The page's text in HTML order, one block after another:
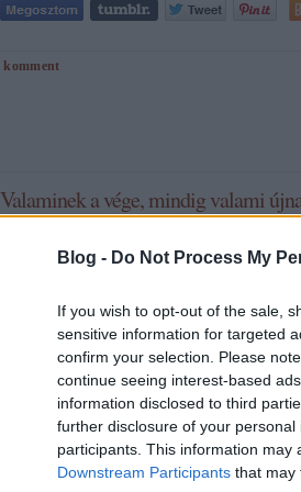
Blog - Do Not Process My
If you wish to opt-out of the sale,
sensitive information for targeted
confirm your selection. Please
continue seeing interest-based
information disclosed to third
further disclosure of your personal
participants. This information may
Downstream Participants that may
komment
Valaminek a vége, mindig valami
ha éppen nem vesszük